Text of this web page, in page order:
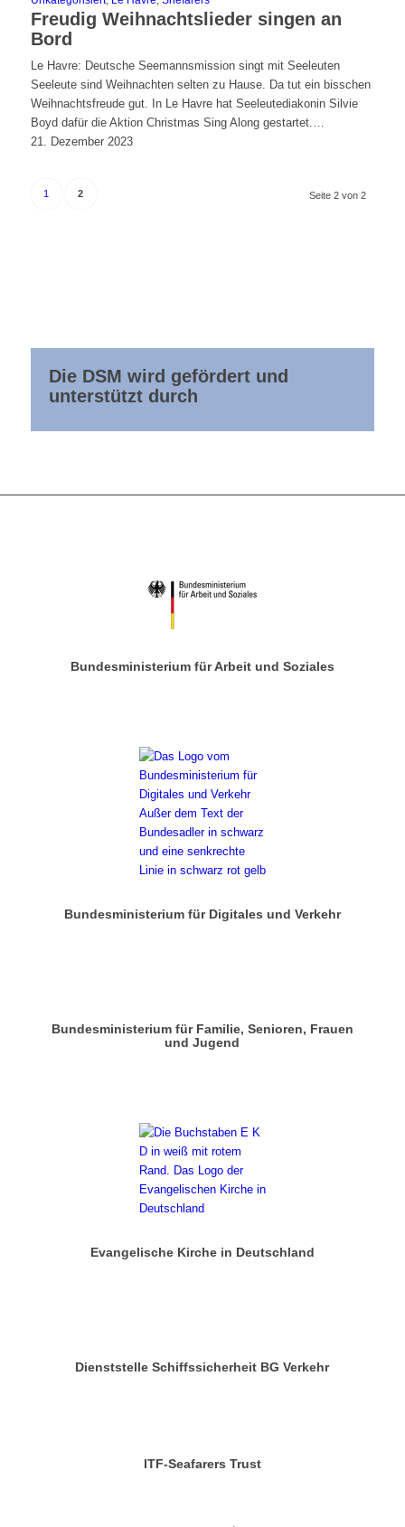
Freudig Weihnachtslieder singen an
Bord
Le Havre: Deutsche Seemannsmission singt mit Seeleuten
Seeleute sind Weihnachten selten zu Hause. Da tut ein bisschen
Weihnachtsfreude gut. In Le Havre hat Seeleutediakonin Silvie
Boyd dafür die Aktion Christmas Sing Along gestartet.…
21. Dezember 2023
Seite 2 von 2
1 2
Die DSM wird gefördert und
unterstützt durch
Bundesministerium für Arbeit und Soziales
Bundesministerium für Digitales und Verkehr
Bundesministerium für Familie, Senioren, Frauen
und Jugend
Evangelische Kirche in Deutschland
Dienststelle Schiffssicherheit BG Verkehr
ITF-Seafarers Trust